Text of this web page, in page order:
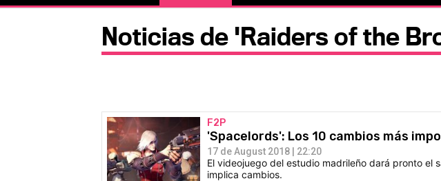
Noticias de 'Raiders of the
F2P
'Spacelords': Los 10 cambios más
17 de August 2018 | 22:20
El videojuego del estudio madrileño dará pronto el
implica cambios.